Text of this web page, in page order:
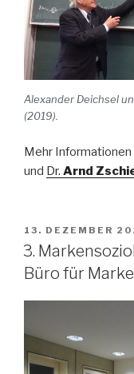
Alexander Deichsel
(2019).
Mehr Informationen
und Dr. Arnd
AM
13. DEZEMBER
3.
Büro für